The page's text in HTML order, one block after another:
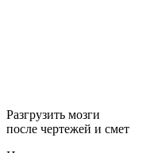
Разгрузить мозги
после чертежей и смет